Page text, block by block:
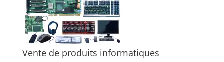
Vente de produits informatiques